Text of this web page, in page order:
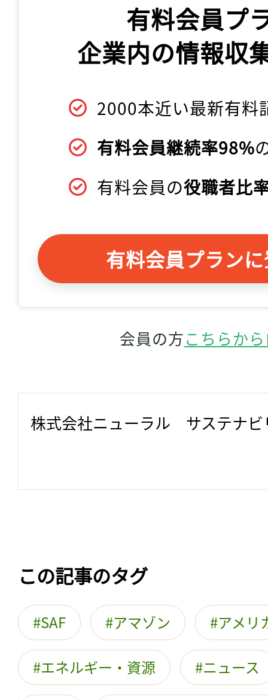
有料会員プ
企業内の情報収
2000本近い最新有料
有料会員継続率98%
有料会員の役職者比
有料会員プラン
会員の方こちらか
株式会社ニューラル　サステナ
この記事のタグ
SAF アマゾン アメリ
エネルギー・資源 ニュース